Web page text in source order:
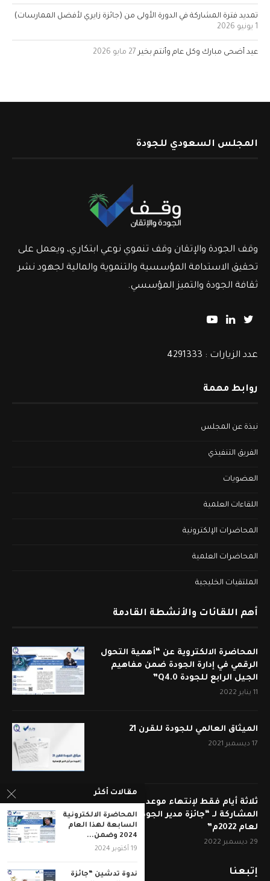
تمديد فترة المشاركة في الدورة الأولى من (جائزة زايري لأفضل الممارسات)
1 يونيو 2026
عيد أضحى مبارك وكل عام وأنتم بخير 27 مايو 2026
المجلس السعودي للجودة
وقف الجودة والإتقان وقف تنموي نوعي ابتكاري، ويعمل على
تحقيق الاستدامة المؤسسية والتنموية والمالية لجهود نشر
ثقافة الجودة والتميز المؤسسي.
عدد الزيارات : 4291333
روابط مهمة
نبذة عن المجلس
الفريق التنفيذي
العضويات
اللقاءات العلمية
المحاضرات الإلكترونية
المحاضرات العلمية
الملتقيات الخليجية
أهم اللقائات والأنشطة القادمة
المحاضرة الالكتروية عن “أهمية التحول
الرقمي في إدارة الجودة ضمن مفاهيم
الجيل الرابع للجودة Q4.0”
11 يناير 2022
الميثاق العالمي للجودة للقرن 21
17 ديسمبر 2021
ثلاثة أيام فقط لإنتهاء موعد قبول
المشاركة لـ “جائزة مدير الجودة المتميز
لعام 2022م”
29 ديسمبر 2022
إتبعنا
مقالات أكثر
المحاضرة الالكترونية
السابعة لهذا العام
2024 وضمن...
19 أكتوبر 2024
ندوة تدشين “جائزة